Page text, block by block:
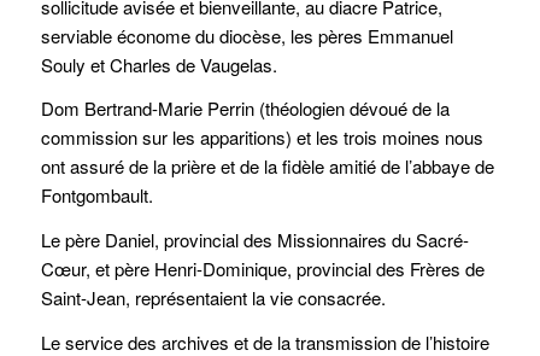
sollicitude avisée et bienveillante, au diacre Patrice,
serviable économe du diocèse, les pères Emmanuel
Souly et Charles de Vaugelas.
Dom Bertrand-Marie Perrin (théologien dévoué de la
commission sur les apparitions) et les trois moines nous
ont assuré de la prière et de la fidèle amitié de l’abbaye de
Fontgombault.
Le père Daniel, provincial des Missionnaires du Sacré-
Cœur, et père Henri-Dominique, provincial des Frères de
Saint-Jean, représentaient la vie consacrée.
Le service des archives et de la transmission de l’histoire